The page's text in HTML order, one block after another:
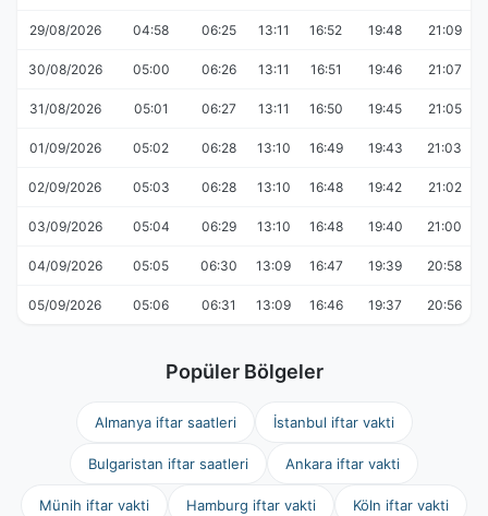
29/08/2026 04:58 06:25 13:11 16:52 19:48 21:09
30/08/2026 05:00 06:26 13:11 16:51 19:46 21:07
31/08/2026 05:01 06:27 13:11 16:50 19:45 21:05
01/09/2026 05:02 06:28 13:10 16:49 19:43 21:03
02/09/2026 05:03 06:28 13:10 16:48 19:42 21:02
03/09/2026 05:04 06:29 13:10 16:48 19:40 21:00
04/09/2026 05:05 06:30 13:09 16:47 19:39 20:58
05/09/2026 05:06 06:31 13:09 16:46 19:37 20:56
Popüler Bölgeler
Almanya iftar saatleri İstanbul iftar vakti
Bulgaristan iftar saatleri Ankara iftar vakti
Münih iftar vakti Hamburg iftar vakti Köln iftar vakti